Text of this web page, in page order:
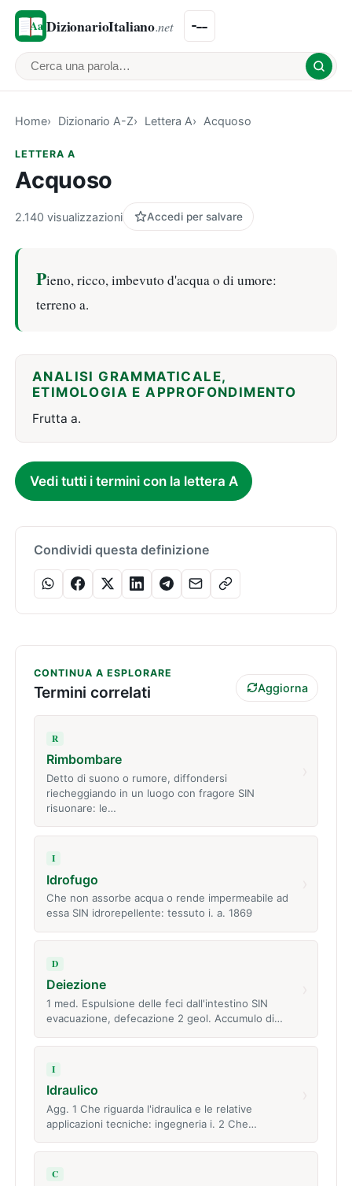
DizionarioItaliano.net
Cerca una parola
Home Dizionario A-Z Lettera A Acquoso
LETTERA A
Acquoso
2.140 visualizzazioni Accedi per salvare
Pieno, ricco, imbevuto d'acqua o di umore:
terreno a.
ANALISI GRAMMATICALE,
ETIMOLOGIA E APPROFONDIMENTO
Frutta a.
Vedi tutti i termini con la lettera A
Condividi questa definizione
CONTINUA A ESPLORARE
Termini correlati Aggiorna
R
Rimbombare
Detto di suono o rumore, diffondersi
riecheggiando in un luogo con fragore SIN
risuonare: le…
I
Idrofugo
Che non assorbe acqua o rende impermeabile ad
essa SIN idrorepellente: tessuto i. a. 1869
D
Deiezione
1 med. Espulsione delle feci dall'intestino SIN
evacuazione, defecazione 2 geol. Accumulo di…
I
Idraulico
Agg. 1 Che riguarda l'idraulica e le relative
applicazioni tecniche: ingegneria i. 2 Che…
C